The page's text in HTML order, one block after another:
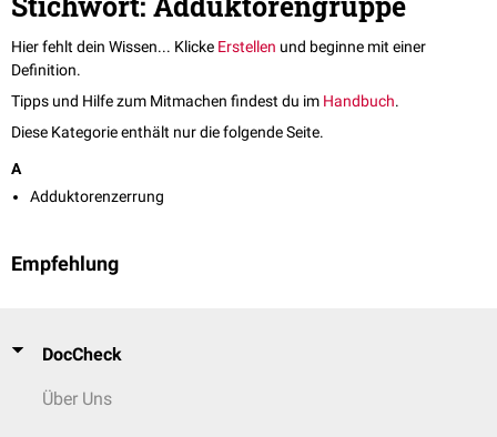
Hier fehlt dein Wissen... Klicke Erstellen und beginne mit einer
Definition.
Tipps und Hilfe zum Mitmachen findest du im Handbuch.
Diese Kategorie enthält nur die folgende Seite.
A
Adduktorenzerrung
Empfehlung
DocCheck
Über Uns